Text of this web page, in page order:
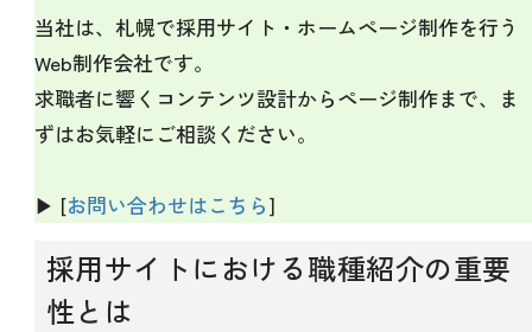
当社は、札幌で採用サイト・ホームページ制作を行う
Web制作会社です。
求職者に響くコンテンツ設計からページ制作まで、ま
ずはお気軽にご相談ください。
▶ [お問い合わせはこちら]
採用サイトにおける職種紹介の重要
性とは